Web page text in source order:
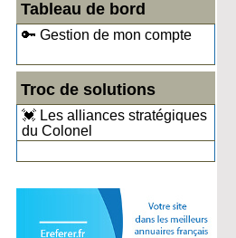
Tableau de bord
🔑 Gestion de mon compte
Troc de solutions
💓 Les alliances stratégiques
du Colonel